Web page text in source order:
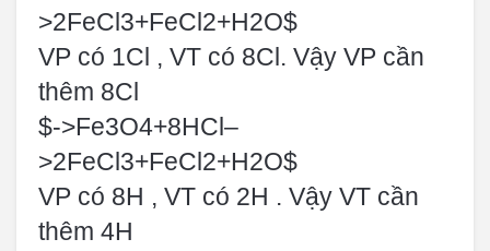
>2FeCl3+FeCl2+H2O$
VP có 1Cl , VT có 8Cl. Vậy VP cần
thêm 8Cl
$->Fe3O4+8HCl–
>2FeCl3+FeCl2+H2O$
VP có 8H , VT có 2H . Vậy VT cần
thêm 4H